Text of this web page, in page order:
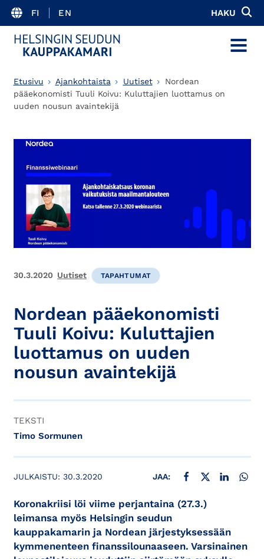
FI EN HAKU
MENU
Etusivu Ajankohtaista Uutiset
Nordean
pääekonomisti Tuuli Koivu: Kuluttajien luottamus on
uuden nousun avaintekijä
30.3.2020 Uutiset TAPAHTUMAT
Nordean pääekonomisti
Tuuli Koivu: Kuluttajien
luottamus on uuden
nousun avaintekijä
TEKSTI
Timo Sormunen
JULKAISTU: 30.3.2020 JAA: JAA FACEBOOKISSA
JAA X:SSÄ JAA
Koronakriisi löi viime perjantaina (27.3.)
leimansa myös Helsingin seudun
kauppakamarin ja Nordean järjestyksessään
kymmenenteen finanssilounaaseen. Varsinainen